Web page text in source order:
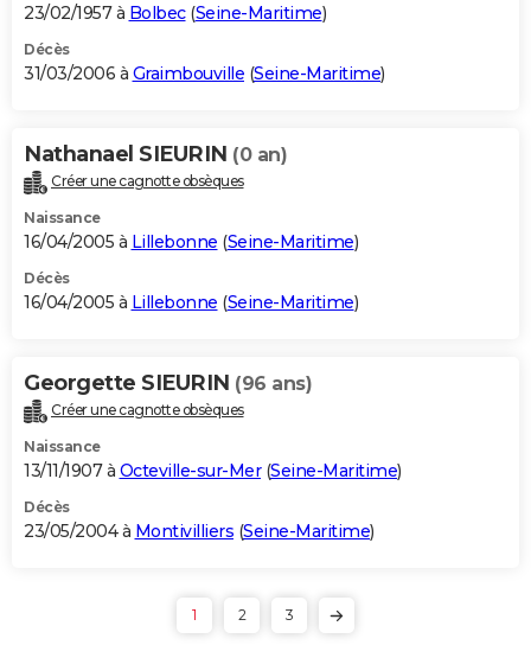
23/02/1957 à Bolbec(Seine-Maritime)
Décès
31/03/2006 à Graimbouville (Seine-Maritime)
Nathanael SIEURIN (0 an)
Créer une cagnotte obsèques
Naissance
16/04/2005 à Lillebonne (Seine-Maritime)
Décès
16/04/2005 à Lillebonne (Seine-Maritime)
Georgette SIEURIN (96 ans)
Créer une cagnotte obsèques
Naissance
13/11/1907 à Octeville-sur-Mer(Seine-Maritime)
Décès
23/05/2004 à Montivilliers (Seine-Maritime)
1 2 3